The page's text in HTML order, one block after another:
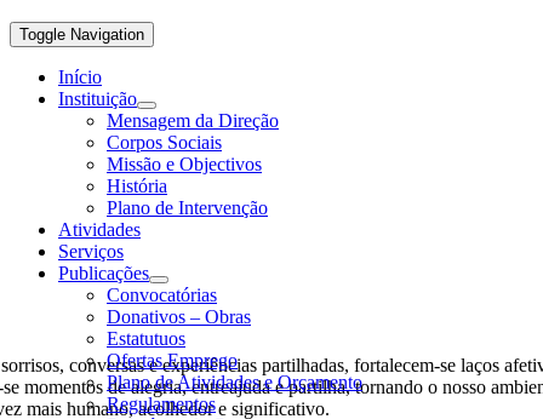
Toggle Navigation
Início
Instituição
Mensagem da Direção
Corpos Sociais
Missão e Objectivos
História
Plano de Intervenção
Atividades
Serviços
Publicações
Convocatórias
Donativos – Obras
Estatutuos
Ofertas Emprego
Plano de Atividades e Orçamento
Regulamentos
conversas e experiências partilhadas, fortalecem-se laços
momentos de alegria, entreajuda e partilha, tornando o nosso
mais humano, acolhedor e significativo.